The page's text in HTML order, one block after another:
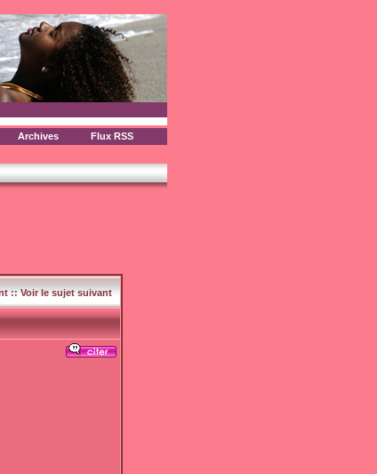
Archives Flux RSS
::Voir le sujet suivant